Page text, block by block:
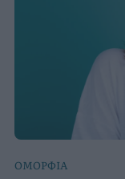
ΟΜΟΡΦΙΆ